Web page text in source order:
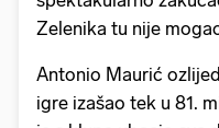
Antonio Maurić
je s klupe ubacio sve
Bočkaja, ali oni nisu